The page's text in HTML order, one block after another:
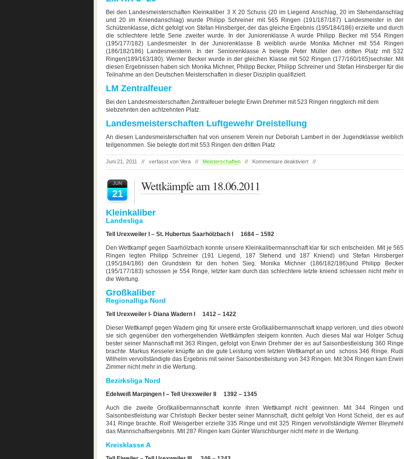
Bei den Landesmeisterschaften Kleinkaliber 3 X 20 Schuss (20 im Liegend Anschlag, 20 im Stehendanschlag
und 20 im Kniendanschlag) wurde Philipp Schreiner mit 565 Ringen (191/187/187) Landesmeister in der
Schützenklasse, dicht gefolgt von Stefan Hinsberger, der das gleiche Ergebnis (195/184/186) erzielte und durch
die schlechtere letzte Serie zweiter wurde. In der Juniorenklasse A wurde Philipp Becker mit 554 Ringen
(195/177/182) Landesmeister. In der Juniorenklasse B weiblich wurde Monika Michner mit 554 Ringen
(186/182/186) Landesmeisterin. In der Seniorenklasse A belegte Peter Müller den dritten Platz mit 532
Ringen(189/163/180). Werner Becker wurde in der gleichen Klasse mit 502 Ringen (177/160/165)sechster. Mit
diesen Ergebnissen haben sich Monika Michner, Philipp Becker, Philipp Schreiner und Stefan Hinsberger für die
Teilnahme an den Deutschen Meisterschaften in dieser Disziplin qualifiziert.
LM Zentralfeuer
Bei den Landesmeisterschaften Zentralfeuer belegte Erwin Drehmer mit 523 Ringen ringgleich mit dem
siebzehnten den achtzehnten Platz.
Landesmeisterschaften Luftgewehr Dreistellung
An diesen Landesmeisterschaften hat von unserem Verein nur Deborah Lambert in der Jugendklasse weiblich
teilgenommen. Sie belegte dort mit 553 Ringen den dritten Platz
Juni 21, 2011 // verfasst von Vera // Meisterschaften // Kommentare deaktiviert //
JUN
21 Wettkämpfe am 18.06.2011
Kleinkaliber
Landesliga
Tell Urexweiler I – St. Hubertus Saarhölzbach I 1684 – 1592
Den Wettkampf gegen Saarhölzbach konnte unsere Kleinkalibermannschaft klar für sich entscheiden. Mit je 565
Ringen legten Philipp Schreiner (191 Liegend, 187 Stehend und 187 Kniend) und Stefan Hinsberger
(195/184/186) den Grundstein für den hohen Sieg. Monika Michner (186/182/186)und Philipp Becker
(195/177/183) schossen je 554 Ringe, letzter kam durch das schlechtere letzte kniend schiessen nicht mehr in
die Wertung.
Großkaliber
Regionalliga Nord
Tell Urexweiler I- Diana Wadern I 1412 – 1422
Dieser Wettkampf gegen Wadern ging für unsere erste Großkalibermannschaft knapp verloren, und dies obwohl
sie sich gegenüber den vorhergehenden Wettkämpfen steigern konnten. Auch dieses Mal war Holger Schug
bester seiner Mannschaft mit 363 Ringen, gefolgt von Erwin Drehmer der es auf Saisonbestleistung 360 Ringe
brachte. Markus Kesseler knüpfte an die gute Leistung vom letzten Wettkampf an und schoss 346 Ringe. Rudi
Wilhelm vervollständigte das Ergebnis mit seiner Saisonbestleistung von 343 Ringen. Mit 304 Ringen kam Erwin
Zimmer nicht mehr in die Wertung.
Bezirksliga Nord
Edelweiß Marpingen I – Tell Urexweiler II 1392 – 1345
Auch die zweite Großkalibermannschaft konnte ihren Wettkampf nicht gewinnen. Mit 344 Ringen und
Saisonbestleistung war Christoph Becker bester seiner Mannschaft, dicht gefolgt Von Horst Scheid, der es auf
341 Ringe brachte. Rolf Weisgerber erzielte 335 Ringe und mit 325 Ringen vervollständigte Werner Bleymehl
das Mannschaftsergebnis. Mit 287 Ringen kam Günter Warschburger nicht mehr in die Wertung.
Kreisklasse A